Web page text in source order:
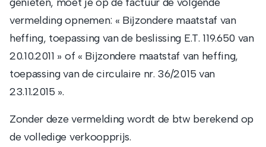
vermelding opnemen: « Bijzondere maatstaf van
heffing, toepassing van de beslissing E.T. 119.650 van
20.10.2011 » of « Bijzondere maatstaf van heffing,
toepassing van de circulaire nr. 36/2015 van
23.11.2015 ».
Zonder deze vermelding wordt de btw berekend op
de volledige verkoopprijs.